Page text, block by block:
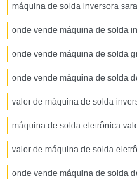
máquina de solda inversora
onde vende máquina de solda
onde vende máquina de solda
onde vende máquina de solda
valor de máquina de solda
máquina de solda eletrônica
valor de máquina de solda
onde vende máquina de solda